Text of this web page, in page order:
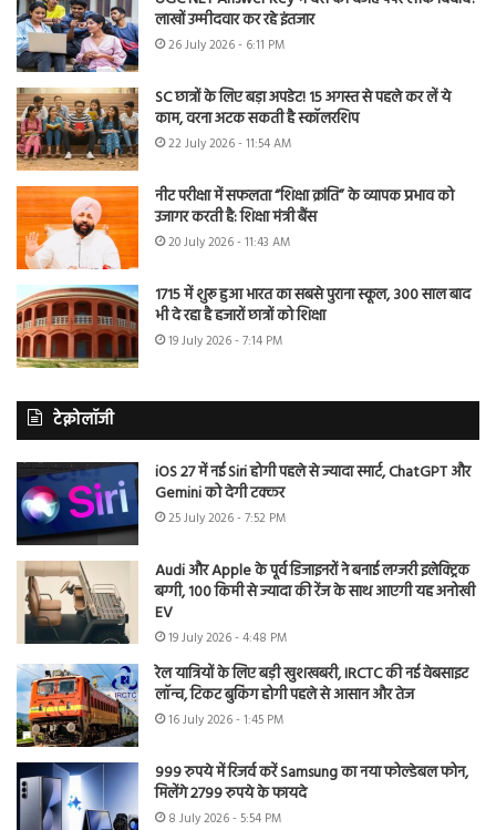
लाखों उम्मीदवार कर रहे इंतजार
26 July 2026 - 6:11 PM
SC छात्रों के लिए बड़ा अपडेट! 15 अगस्त से पहले कर लें ये
काम, वरना अटक सकती है स्कॉलरशिप
22 July 2026 - 11:54 AM
नीट परीक्षा में सफलता “शिक्षा क्रांति” के व्यापक प्रभाव को
उजागर करती है: शिक्षा मंत्री बैंस
20 July 2026 - 11:43 AM
1715 में शुरू हुआ भारत का सबसे पुराना स्कूल, 300 साल बाद
भी दे रहा है हजारों छात्रों को शिक्षा
19 July 2026 - 7:14 PM
टेक्नोलॉजी
iOS 27 में नई Siri होगी पहले से ज्यादा स्मार्ट, ChatGPT और
Gemini को देगी टक्कर
25 July 2026 - 7:52 PM
Audi और Apple के पूर्व डिजाइनरों ने बनाई लग्जरी इलेक्ट्रिक
बग्गी, 100 किमी से ज्यादा की रेंज के साथ आएगी यह अनोखी
EV
19 July 2026 - 4:48 PM
रेल यात्रियों के लिए बड़ी खुशखबरी, IRCTC की नई वेबसाइट
लॉन्च, टिकट बुकिंग होगी पहले से आसान और तेज
16 July 2026 - 1:45 PM
999 रुपये में रिजर्व करें Samsung का नया फोल्डेबल फोन,
मिलेंगे 2799 रुपये के फायदे
8 July 2026 - 5:54 PM